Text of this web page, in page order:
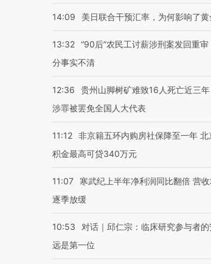
14:09 美日联合干预汇率，为何影响了黄
13:32 “90后”农民工讨薪涉刑案发回重审
分事实不清
12:36
贵州山脚树矿难致16人死亡近三
涉罪被罢免全国人大代表
11:12 非京籍五环内购房社保降至一年 北
积金最高可贷340万元
11:07
寒武纪上半年净利润同比翻倍 营
逐季放缓
10:53
对话｜邱仁宗：临床研究参与者的
远是第一位